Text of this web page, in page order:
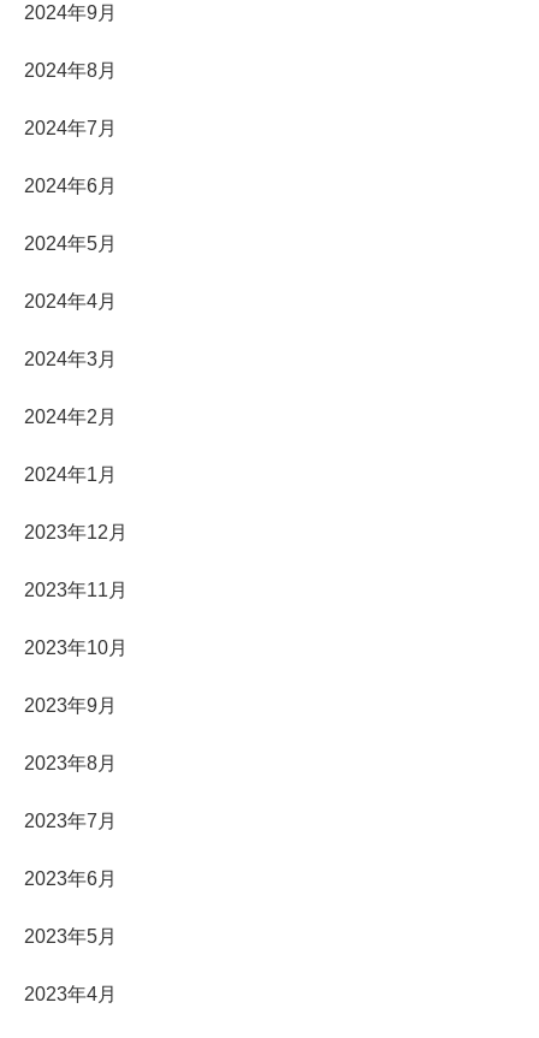
2024年9月
2024年8月
2024年7月
2024年6月
2024年5月
2024年4月
2024年3月
2024年2月
2024年1月
2023年12月
2023年11月
2023年10月
2023年9月
2023年8月
2023年7月
2023年6月
2023年5月
2023年4月